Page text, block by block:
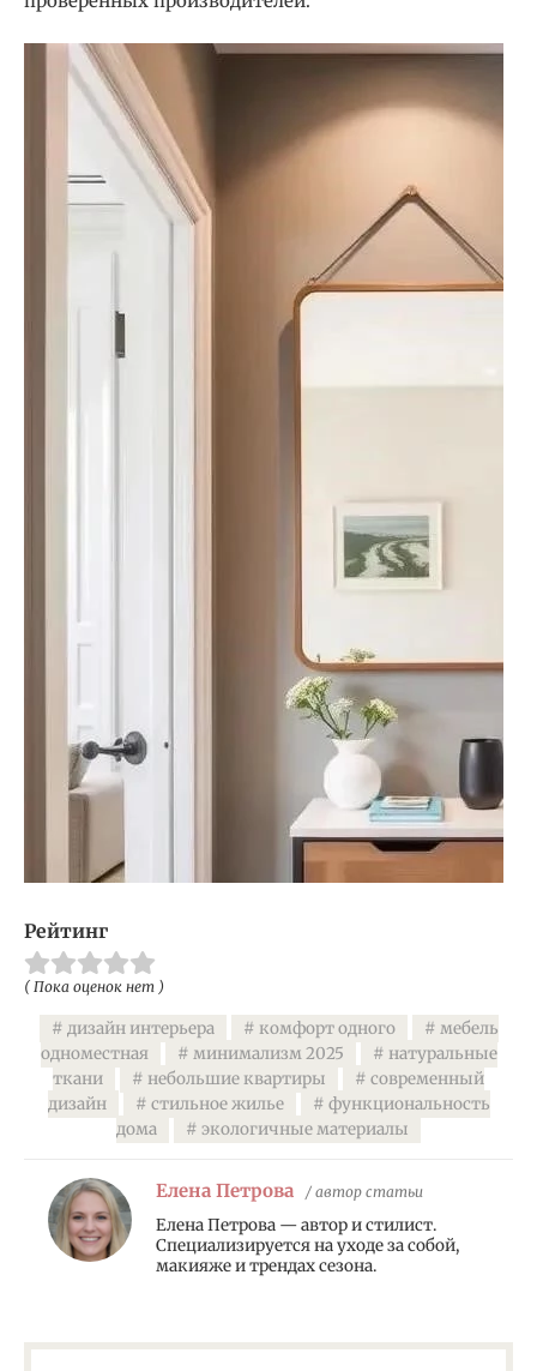
Рейтинг
( Пока оценок нет )
дизайн интерьера комфорт одного
мебель
одноместная
минимализм 2025
натуральные
ткани
небольшие квартиры
современный
дизайн
стильное жилье
функциональность
дома
экологичные материалы
Елена Петрова / автор статьи
Елена Петрова — автор и стилист.
Специализируется на уходе за собой,
макияже и трендах сезона.